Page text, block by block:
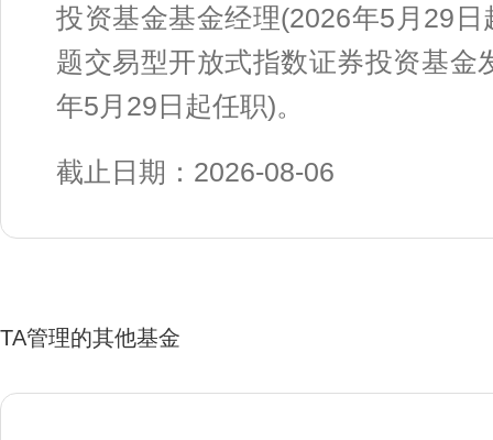
投资基金基金经理(2026年5月29
题交易型开放式指数证券投资基金
年5月29日起任职)。
截止日期：2026-08-06
TA管理的其他基金